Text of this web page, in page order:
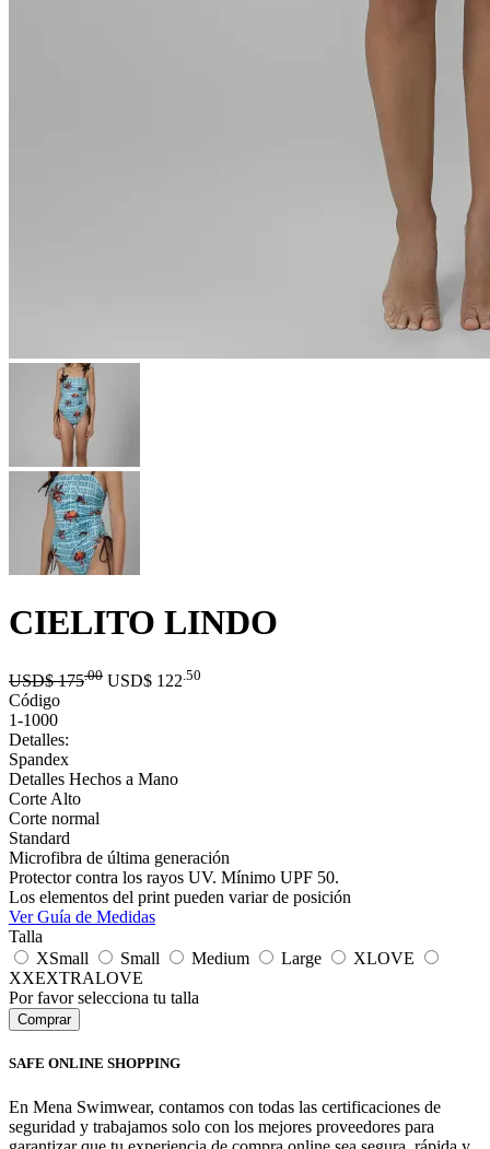
CIELITO LINDO
USD$175.00 USD$ 122 .50
Código
1-1000
Detalles:
Spandex
Detalles Hechos a Mano
Corte Alto
Corte normal
Standard
Microfibra de última generación
Protector contra los rayos UV. Mínimo UPF 50.
Los elementos del print pueden variar de posición
Ver Guía de Medidas
Talla
XSmall
Small Medium Large
XLOVE
XXEXTRALOVE
Por favor selecciona tu talla
SAFE ONLINE SHOPPING
En Mena Swimwear, contamos con todas las certificaciones de
seguridad y trabajamos solo con los mejores proveedores para